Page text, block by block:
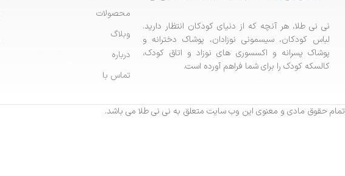
نی نی طلا، هر آنچه که از دنیای کودکان انتظار دارید.
لباس کودکان، سیسمونی نوزادان، پوشاک دخترانه و
پوشاک پسرانه و اکسسوری های نوزاد و اتاق کودک،
کالسکه کودک را برای شما فراهم آورده است.
محصولات
وبلاگ
درباره
تماس با
تمام حقوق مادی و معنوی این وب سایت متعلق به نی نی طلا می باشد.